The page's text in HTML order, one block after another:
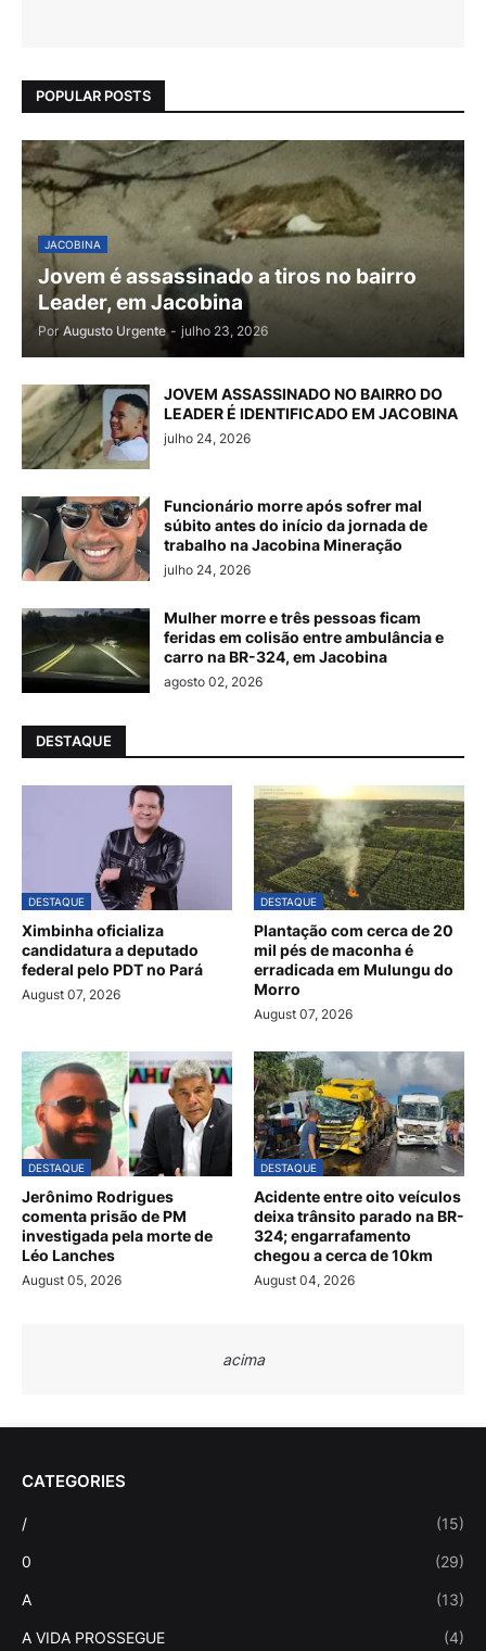
POPULAR POSTS
JACOBINA
Jovem é assassinado a tiros no bairro
Leader, em Jacobina
Por Augusto Urgente - julho 23, 2026
JOVEM ASSASSINADO NO BAIRRO DO
LEADER É IDENTIFICADO EM JACOBINA
julho 24, 2026
Funcionário morre após sofrer mal
súbito antes do início da jornada de
trabalho na Jacobina Mineração
julho 24, 2026
Mulher morre e três pessoas ficam
feridas em colisão entre ambulância e
carro na BR-324, em Jacobina
agosto 02, 2026
DESTAQUE
DESTAQUE
Ximbinha oficializa
candidatura a deputado
federal pelo PDT no Pará
August 07, 2026
DESTAQUE
Plantação com cerca de 20
mil pés de maconha é
erradicada em Mulungu do
Morro
August 07, 2026
DESTAQUE
Jerônimo Rodrigues
comenta prisão de PM
investigada pela morte de
Léo Lanches
August 05, 2026
DESTAQUE
Acidente entre oito veículos
deixa trânsito parado na BR-
324; engarrafamento
chegou a cerca de 10km
August 04, 2026
acima
CATEGORIES
/ (15)
0 (29)
A (13)
A VIDA PROSSEGUE (4)